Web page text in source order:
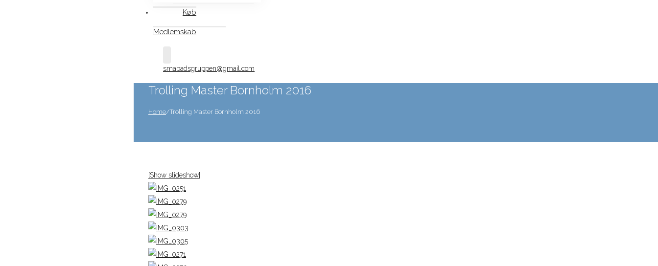
Køb
Medlemskab
smabadsgruppen@gmail.com
Trolling Master Bornholm 2016
Home/Trolling Master Bornholm 2016
[Show slideshow]